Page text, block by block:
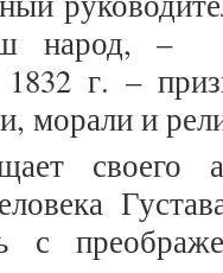
народ, –
г. –
морали и
своего
с